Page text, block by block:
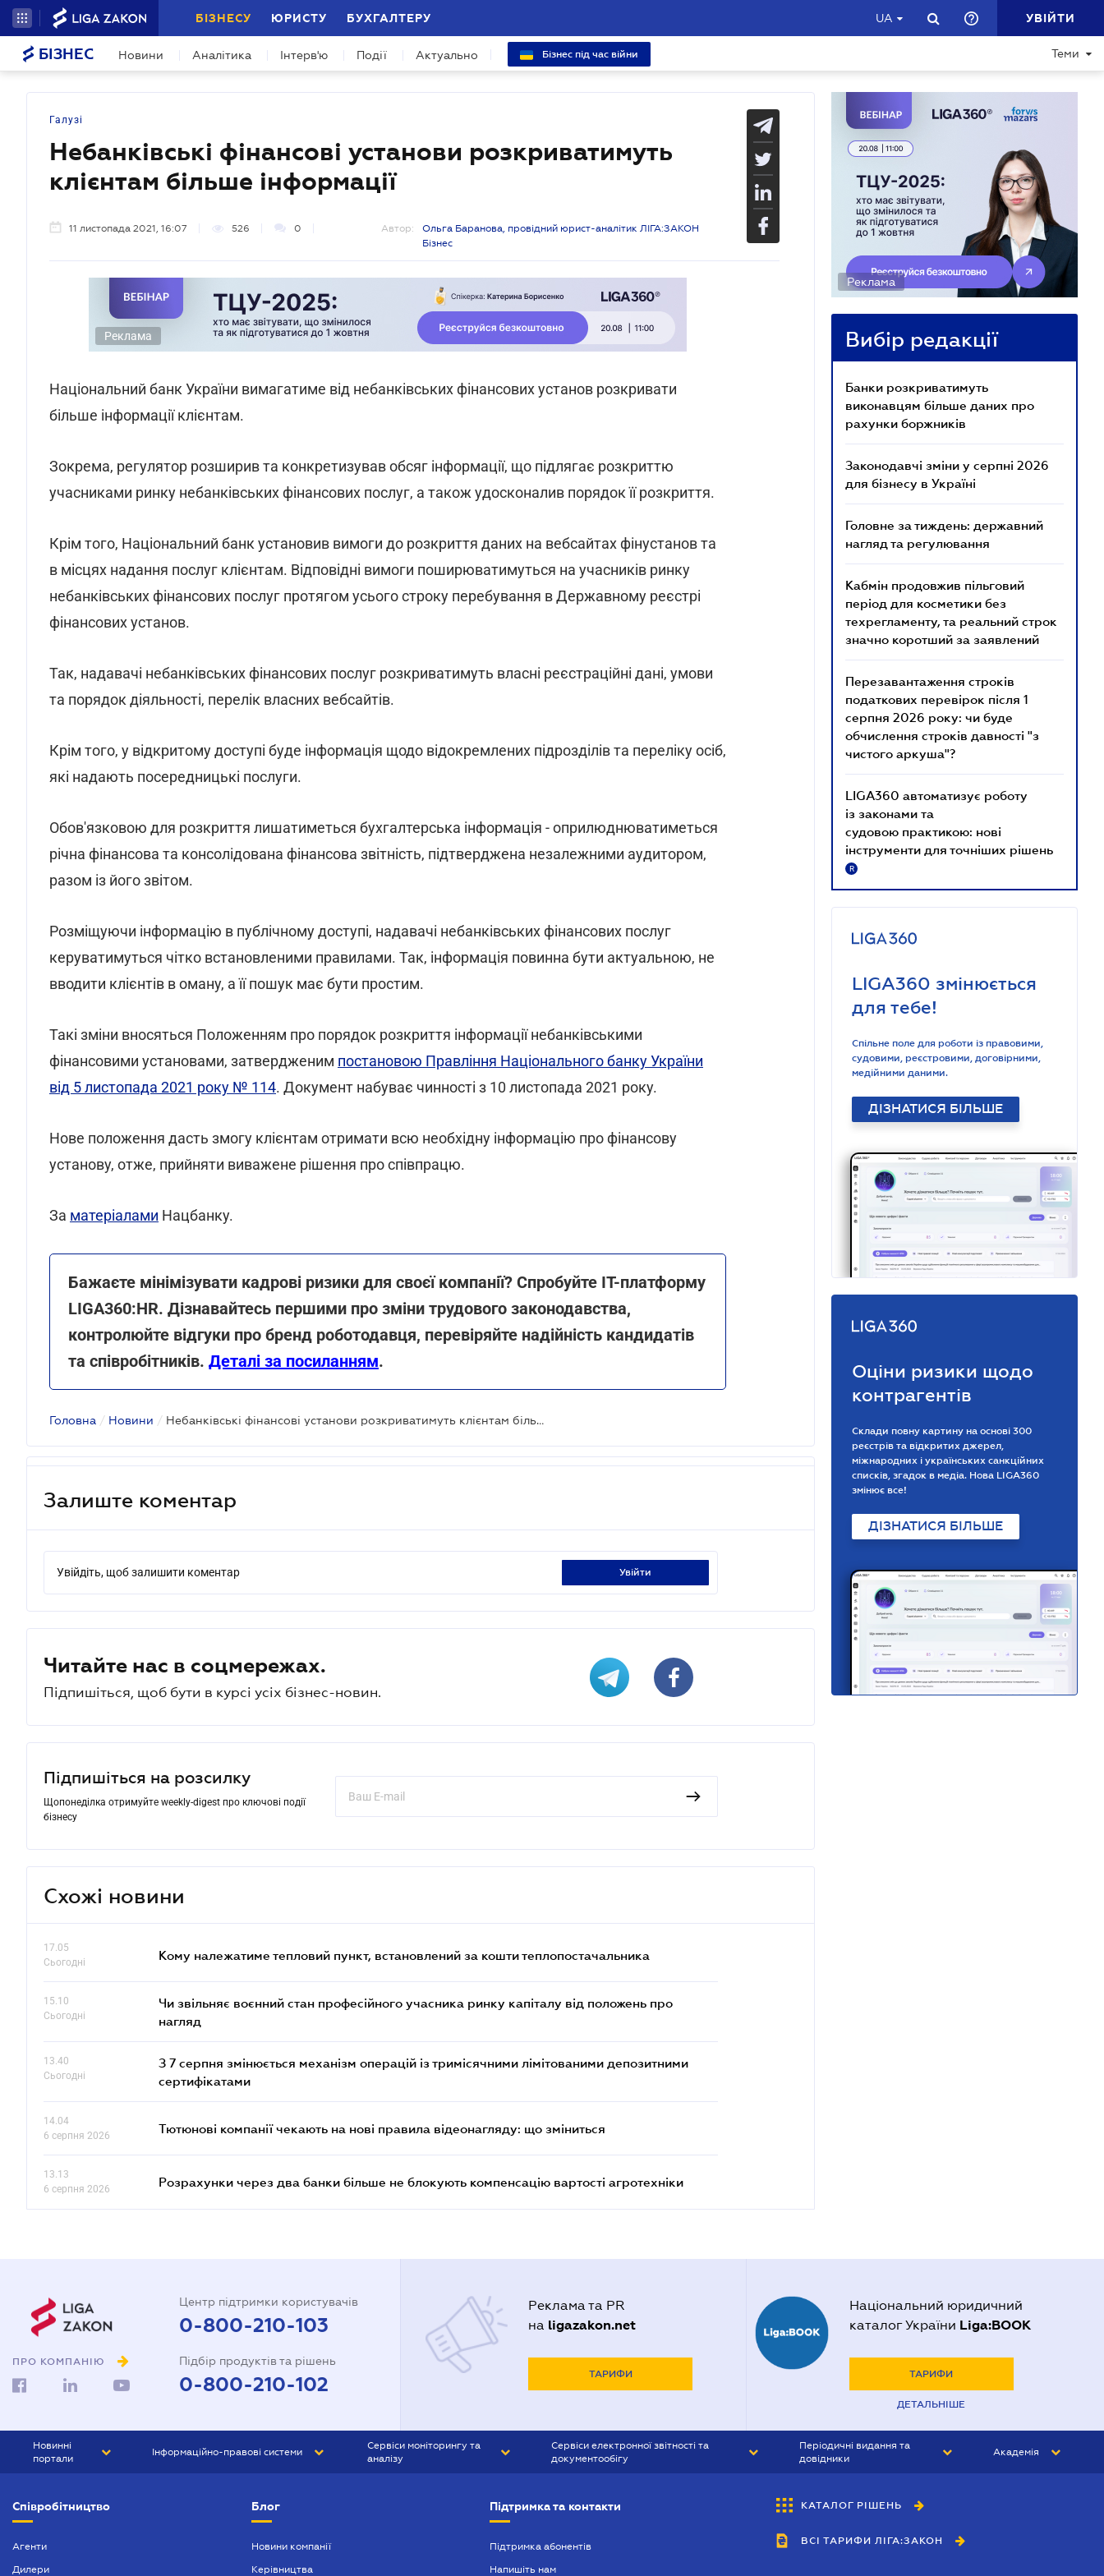
БІЗНЕСУ ЮРИСТУ БУХГАЛТЕРУ UA УВІЙТИ
БІЗНЕС Новини Аналітика Інтерв'ю Події Актуально Бізнес під час війни Теми
Галузі
Небанківські фінансові установи розкриватимуть
клієнтам більше інформації
11 листопада 2021, 16:07 526 0 Автор:
Ольга Баранова, провідний юрист-аналітик ЛІГА:ЗАКОН
Бізнес
Реклама
Національний банк України вимагатиме від небанківських фінансових установ розкривати
більше інформації клієнтам.
Зокрема, регулятор розширив та конкретизував обсяг інформації, що підлягає розкриттю
учасниками ринку небанківських фінансових послуг, а також удосконалив порядок її розкриття.
Крім того, Національний банк установив вимоги до розкриття даних на вебсайтах фінустанов та
в місцях надання послуг клієнтам. Відповідні вимоги поширюватимуться на учасників ринку
небанківських фінансових послуг протягом усього строку перебування в Державному реєстрі
фінансових установ.
Так, надавачі небанківських фінансових послуг розкриватимуть власні реєстраційні дані, умови
та порядок діяльності, перелік власних вебсайтів.
Крім того, у відкритому доступі буде інформація щодо відокремлених підрозділів та переліку осіб,
які надають посередницькі послуги.
Обов'язковою для розкриття лишатиметься бухгалтерська інформація - оприлюднюватиметься
річна фінансова та консолідована фінансова звітність, підтверджена незалежними аудитором,
разом із його звітом.
Розміщуючи інформацію в публічному доступі, надавачі небанківських фінансових послуг
керуватимуться чітко встановленими правилами. Так, інформація повинна бути актуальною, не
вводити клієнтів в оману, а її пошук має бути простим.
Такі зміни вносяться Положенням про порядок розкриття інформації небанківськими
фінансовими установами, затвердженим постановою Правління Національного банку України
від 5 листопада 2021 року № 114. Документ набуває чинності з 10 листопада 2021 року.
Нове положення дасть змогу клієнтам отримати всю необхідну інформацію про фінансову
установу, отже, прийняти виважене рішення про співпрацю.
За матеріалами Нацбанку.
Бажаєте мінімізувати кадрові ризики для своєї компанії? Спробуйте ІТ-платформу
LIGA360:HR. Дізнавайтесь першими про зміни трудового законодавства,
контролюйте відгуки про бренд роботодавця, перевіряйте надійність кандидатів
та співробітників. Деталі за посиланням.
Головна / Новини / Небанківські фінансові установи розкриватимуть клієнтам більше інформації
Залиште коментар
Увійдіть, щоб залишити коментар увійти
Читайте нас в соцмережах.
Підпишіться, щоб бути в курсі усіх бізнес-новин.
Підпишіться на розсилку
Щопонеділка отримуйте weekly-digest про ключові події
бізнесу
Схожі новини
17.05
Сьогодні
Кому належатиме тепловий пункт, встановлений за кошти теплопостачальника
15.10
Сьогодні
Чи звільняє воєнний стан професійного учасника ринку капіталу від положень про
нагляд
13.40
Сьогодні
З 7 серпня змінюється механізм операцій із тримісячними лімітованими депозитними
сертифікатами
14.04
6 серпня 2026
Тютюнові компанії чекають на нові правила відеонагляду: що зміниться
13.13
6 серпня 2026
Розрахунки через два банки більше не блокують компенсацію вартості агротехніки
Реклама
Вибір редакції
Банки розкриватимуть
виконавцям більше даних про
рахунки боржників
Законодавчі зміни у серпні 2026
для бізнесу в Україні
Головне за тиждень: державний
нагляд та регулювання
Кабмін продовжив пільговий
період для косметики без
техрегламенту, та реальний строк
значно коротший за заявлений
Перезавантаження строків
податкових перевірок після 1
серпня 2026 року: чи буде
обчислення строків давності "з
чистого аркуша"?
LIGA360 автоматизує роботу
із законами та
судовою практикою: нові
інструменти для точніших рішень
R
LIGA360 змінюється
для тебе!
Спільне поле для роботи із правовими,
судовими, реєстровими, договірними,
медійними даними.
ДІЗНАТИСЯ БІЛЬШЕ
Оціни ризики щодо
контрагентів
Склади повну картину на основі 300
реєстрів та відкритих джерел,
міжнародних і українських санкційних
списків, згадок в медіа. Нова LIGA360
змінює все!
ДІЗНАТИСЯ БІЛЬШЕ
ПРО КОМПАНІЮ
Центр підтримки користувачів
0-800-210-103
Підбір продуктів та рішень
0-800-210-102
Реклама та PR
на ligazakon.net
ТАРИФИ
Національний юридичний
каталог України Liga:BOOK
ТАРИФИ
ДЕТАЛЬНІШЕ
Новинні
портали
БІЗНЕС
Інформаційно-правові системи
БУХГАЛТЕР ПРОФ
Сервіси моніторингу та
аналізу
Сервіси електронної звітності та
документообігу
Періодичні видання та
довідники
БУХГАЛТЕР&ЗАКОН
ВІСНИК МСФЗ
Академія
Співробітництво
Агенти
Дилери
Блог
Новини компанії
Керівництва
Підтримка та контакти
Підтримка абонентів
Напишіть нам
КАТАЛОГ РІШЕНЬ
ВСІ ТАРИФИ ЛІГА:ЗАКОН